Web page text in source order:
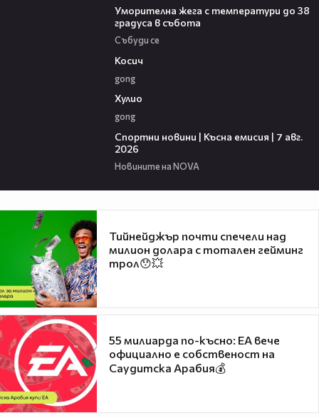
Уморителна жега с температури до 38
градуса в събота
Събуди се
Косич
gong
Хулио
gong
Спортни новини | Късна емисия | 7 авг.
2026
Новините на NOVA
Тийнейджър почти спечели над
милион долара с тотален гейминг
трол😯💥
55 милиарда по-късно: EA вече
официално е собственост на
Саудитска Арабия💰